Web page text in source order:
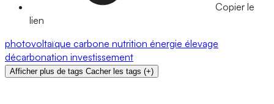
Copier le
lien
photovoltaïque carbone nutrition énergie élevage
décarbonation investissement
Afficher plus de tags Cacher les tags (+)